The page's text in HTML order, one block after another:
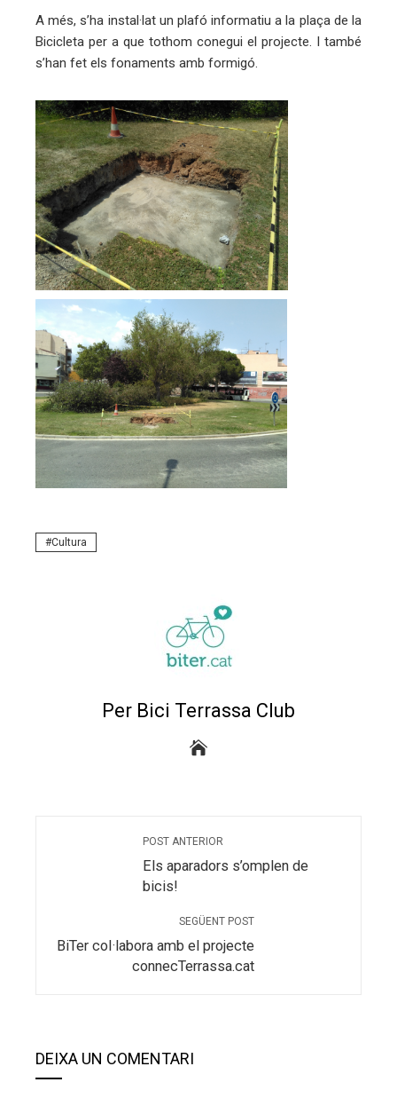
A més, s’ha instal·lat un plafó informatiu a la plaça de la
Bicicleta per a que tothom conegui el projecte. I també
s’han fet els fonaments amb formigó.
Cultura
Per Bici Terrassa Club
POST ANTERIOR
Els aparadors s’omplen de
bicis!
SEGÜENT POST
BiTer col·labora amb el projecte
connecTerrassa.cat
DEIXA UN COMENTARI